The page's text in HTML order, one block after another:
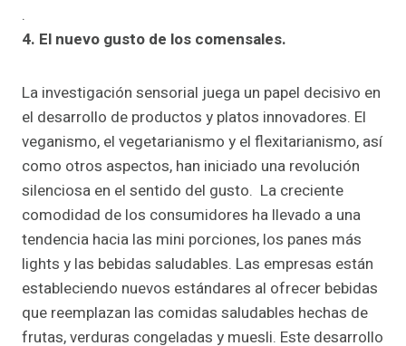
.
4. El nuevo gusto de los comensales.
La investigación sensorial juega un papel decisivo en
el desarrollo de productos y platos innovadores. El
veganismo, el vegetarianismo y el flexitarianismo, así
como otros aspectos, han iniciado una revolución
silenciosa en el sentido del gusto. La creciente
comodidad de los consumidores ha llevado a una
tendencia hacia las mini porciones, los panes más
lights y las bebidas saludables. Las empresas están
estableciendo nuevos estándares al ofrecer bebidas
que reemplazan las comidas saludables hechas de
frutas, verduras congeladas y muesli. Este desarrollo